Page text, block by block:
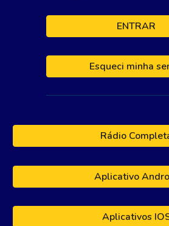
ENTRAR
Esqueci minha
Rádio
Aplicativo
Aplicativos